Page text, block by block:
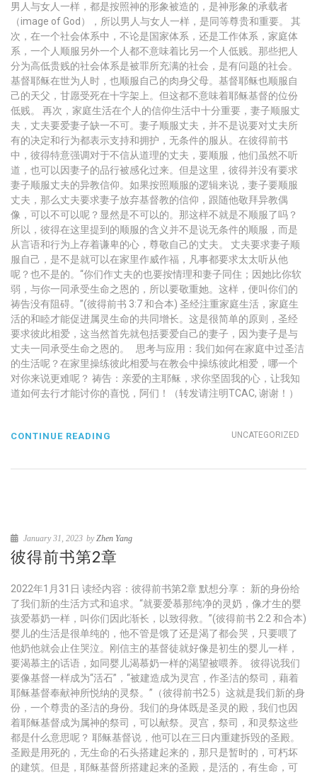
男人与女人一样，都是按照神的形象被造的，是神形象的承载者
（image of God），所以男人与女人一样，是同等尊贵和重要。 其
次，在一个社会体系中，不论是国家体系，还是工作体系，家庭体
系，一个人顺服另外一个人都不意味着比另一个人低贱。那些把人
分为高低贵贱的社会体系是被罪所充满的社会，是有问题的社会。
基督耶稣在世为人时，也顺服自己的肉身父母。基督耶稣也顺服自
己的天父，甘愿受死在十字架上。但这都不意味着耶稣基督的位份
低贱。 再次，家庭生活在个人的信仰生活中十分重要，妻子顺服丈
夫，丈夫要爱妻子缺一不可。妻子顺服丈夫，并不是说要对丈夫所
有的决定和行为都表示支持和拥护，无条件的服从。在彼得前书
中，彼得特意强调对于不信从道理的丈夫，要顺服，他们虽然不听
道，也可以因妻子的品行被感化过来。但是这里，彼得并没有要求
妻子顺服丈夫的异教信仰。如果按照顺服的逻辑来说，妻子要顺服
丈夫，那么丈夫要求妻子放弃基督教的信仰，跟随他敬拜异教偶
像，可以不可以呢？显然是不可以的。那这样不就是不顺服了吗？
所以，彼得在这里提到的顺服的含义并不是说无条件的顺服，而是
从言语和行为上存着谦卑的心，尊敬自己的丈夫。 丈夫要求妻子顺
服自己，是不是就可以在家里作威作福，凡事都要求太太听从他
呢？也不是的。“你们作丈夫的也要按情理和妻子同住；因她比你软
弱，与你一同承受生命之恩的，所以要敬重她。这样，便叫你们的
祷告没有阻碍。”(彼得前书 3:7 和合本) 圣经注重家庭生活，家庭生
活的和睦才能促进属灵生命的共同增长。这是很简单的原则，圣经
要求彼此相爱，这当然首先就包括要爱自己的妻子，因为妻子是与
丈夫一同承受生命之恩的。 思考与应用：我们如何在家庭中过圣洁
的生活呢？在家里操练彼此相爱与在教会中操练彼此相爱，哪一个
对你来说更难呢？ 祷告：亲爱的主耶稣，求你坚固我的心，让我知
道如何去行才能讨你的喜悦，阿们！（转发请注明TCAC, 谢谢！）
UNCATEGORIZED
CONTINUE READING
January 31, 2023 byZhen Yang
彼得前书第2章
2022年1月31日 读经内容：彼得前书第2章 默想分享： 新的身份给
了我们新的生活方式和追求。“就要爱慕那纯净的灵奶，像才生的婴
孩爱慕奶一样，叫你们因此渐长，以致得救。”(彼得前书 2:2 和合本)
婴儿的生活是很单纯的，他不管是饿了还是渴了都会哭，只要喂了
他奶他就会止住哭泣。刚信主的基督徒就好像是初生的婴儿一样，
要渴慕主的话语，如同婴儿渴慕奶一样的渴望被喂养。 彼得说我们
要像基督一样成为“活石”，“被建造成为灵宫，作圣洁的祭司，藉着
耶稣基督奉献神所悦纳的灵祭。”（彼得前书2:5）这就是我们新的身
份，一个尊贵的圣洁的身份。我们的身体既是圣灵的殿，我们也因
着耶稣基督成为属神的祭司，可以献祭。灵宫，祭司，和灵祭这些
都是什么意思呢？ 耶稣基督说，他可以在三日内重建拆毁的圣殿。
圣殿是用死的，无生命的石头搭建起来的，那只是暂时的，可朽坏
的建筑。但是，耶稣基督所搭建起来的圣殿，是活的，有生命，可